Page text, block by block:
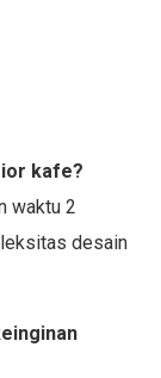
kafe?
waktu 2
desain